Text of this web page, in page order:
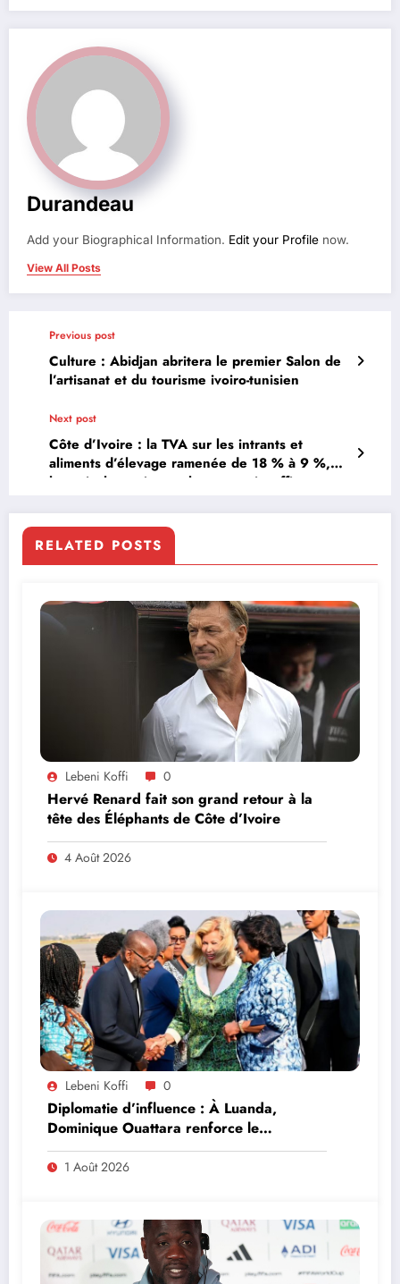
Durandeau
Add your Biographical Information. Edit your Profile now.
View All Posts
Previous post
Culture : Abidjan abritera le premier Salon de
l’artisanat et du tourisme ivoiro-tunisien
Next post
Côte d’Ivoire : la TVA sur les intrants et
aliments d’élevage ramenée de 18 % à 9 %,
les aviculteurs jugent la mesure insuffisante
RELATED POSTS
Lebeni Koffi 0
Hervé Renard fait son grand retour à la
tête des Éléphants de Côte d’Ivoire
4 Août 2026
Lebeni Koffi 0
Diplomatie d’influence : À Luanda,
Dominique Ouattara renforce le
leadership solidaire de la Côte d’Ivoire en
Afrique
1 Août 2026